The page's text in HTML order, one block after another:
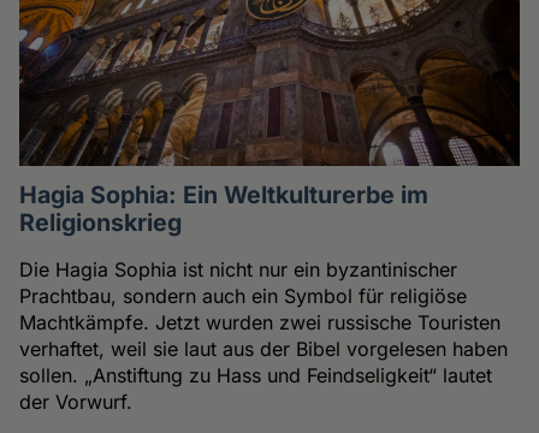
Hagia Sophia: Ein Weltkulturerbe im
Religionskrieg
Die Hagia Sophia ist nicht nur ein byzantinischer
Prachtbau, sondern auch ein Symbol für religiöse
Machtkämpfe. Jetzt wurden zwei russische Touristen
verhaftet, weil sie laut aus der Bibel vorgelesen haben
sollen. „Anstiftung zu Hass und Feindseligkeit“ lautet
der Vorwurf.